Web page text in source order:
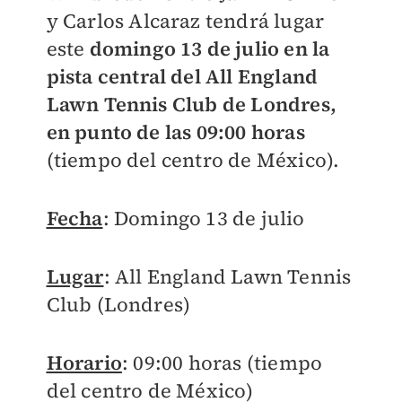
y Carlos Alcaraz tendrá lugar
este domingo 13 de julio en la
pista central del All England
Lawn Tennis Club de Londres,
en punto de las 09:00 horas
(tiempo del centro de México).
Fecha: Domingo 13 de julio
Lugar: All England Lawn Tennis
Club (Londres)
Horario: 09:00 horas (tiempo
del centro de México)